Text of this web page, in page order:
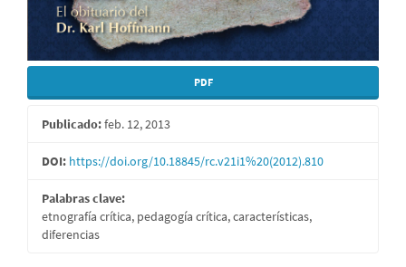
PDF
Publicado:feb. 12, 2013
DOI: https://doi.org/10.18845/rc.v21i1%20(2012).810
Palabras clave:
etnografía crítica, pedagogía crítica, características,
diferencias